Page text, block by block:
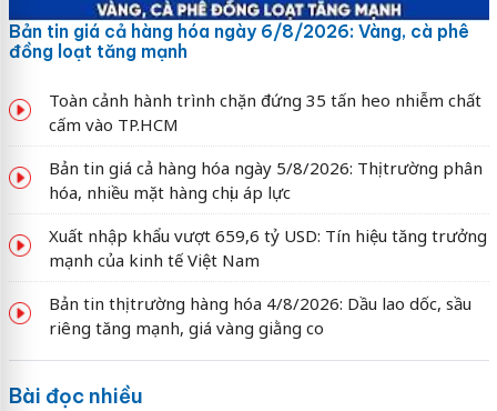
Bản tin giá cả hàng hóa ngày 6/8/2026: Vàng, cà phê
đồng loạt tăng mạnh
Toàn cảnh hành trình chặn đứng 35 tấn heo nhiễm chất
cấm vào TP.HCM
Bản tin giá cả hàng hóa ngày 5/8/2026: Thị trường phân
hóa, nhiều mặt hàng chịu áp lực
Xuất nhập khẩu vượt 659,6 tỷ USD: Tín hiệu tăng trưởng
mạnh của kinh tế Việt Nam
Bản tin thị trường hàng hóa 4/8/2026: Dầu lao dốc, sầu
riêng tăng mạnh, giá vàng giằng co
Bài đọc nhiều